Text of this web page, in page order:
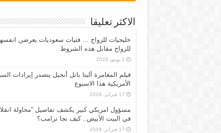
الاكثر تعليقا
خليجيات للزواج … فتيات سعوديات يعرضن
للزواج مقابل هذه الشروط
1 يونيو، 2023
فيلم المغامرة أليتا‭ ‬باتل أنجيل يتصدر إيرادات
الأمريكية هذا الاسبوع
17 فبراير، 2019
مسؤول امريكي كبير يكشف تفاصيل “محاولة
في البيت الأبيض.. كيف نجا ترامب؟
17 فبراير، 2019